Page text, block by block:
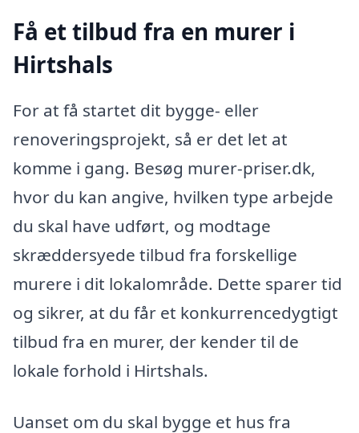
Få et tilbud fra en murer i
Hirtshals
For at få startet dit bygge- eller
renoveringsprojekt, så er det let at
komme i gang. Besøg murer-priser.dk,
hvor du kan angive, hvilken type arbejde
du skal have udført, og modtage
skræddersyede tilbud fra forskellige
murere i dit lokalområde. Dette sparer tid
og sikrer, at du får et konkurrencedygtigt
tilbud fra en murer, der kender til de
lokale forhold i Hirtshals.
Uanset om du skal bygge et hus fra